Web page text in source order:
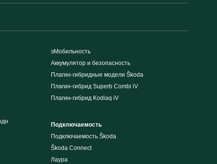
эМобильность
Аккумулятор и безопасность
Плагин-гибридные модели Škoda
Плагин-гибрид Superb Combi iV
Плагин-гибрид Kodiaq iV
Подключаемость
Подключаемость Škoda
Škoda Connect
Лаура